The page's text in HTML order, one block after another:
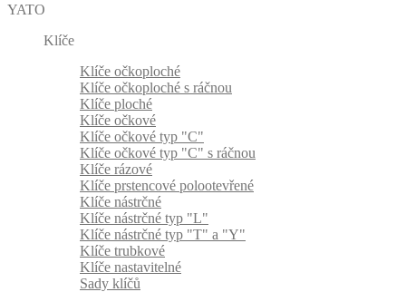
YATO
Klíče
Klíče očkoploché
Klíče očkoploché s ráčnou
Klíče ploché
Klíče očkové
Klíče očkové typ "C"
Klíče očkové typ "C" s ráčnou
Klíče rázové
Klíče prstencové polootevřené
Klíče nástrčné
Klíče nástrčné typ "L"
Klíče nástrčné typ "T" a "Y"
Klíče trubkové
Klíče nastavitelné
Sady klíčů